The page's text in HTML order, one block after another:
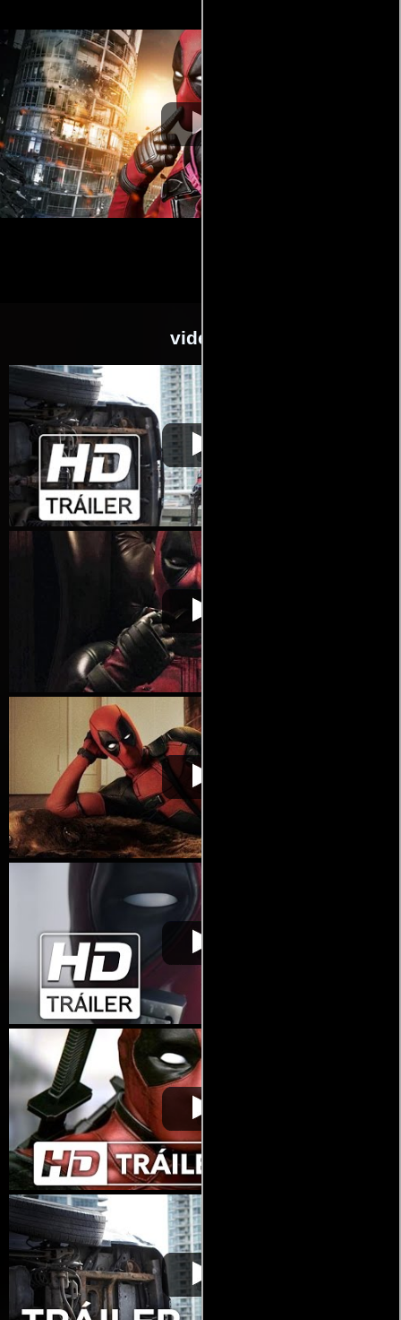
videos
DeadpoolVideo de la película Deadpool
Video de la película Deadpool
Deadpool Video de la película Deadpool
DeadpoolVideo de la película Deadpool
DeadpoolVideo de la película Deadpool
DeadpoolVideo de la película Deadpool